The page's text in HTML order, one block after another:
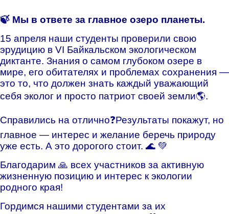
🍃 Мы в ответе за главное озеро планеты.
15 апреля наши студенты проверили свою
эрудицию в VI Байкальском экологическом
диктанте. Знания о самом глубоком озере в
мире, его обитателях и проблемах сохранения —
это то, что должен знать каждый уважающий
себя эколог и просто патриот своей земли🌎.
Справились на отлично❓Результаты покажут, но
главное — интерес и желание беречь природу
уже есть. А это дорогого стоит. 🌊 💚
Благодарим 🙏 всех участников за активную
жизненную позицию и интерес к экологии
родного края!
Гордимся нашими студентами за их